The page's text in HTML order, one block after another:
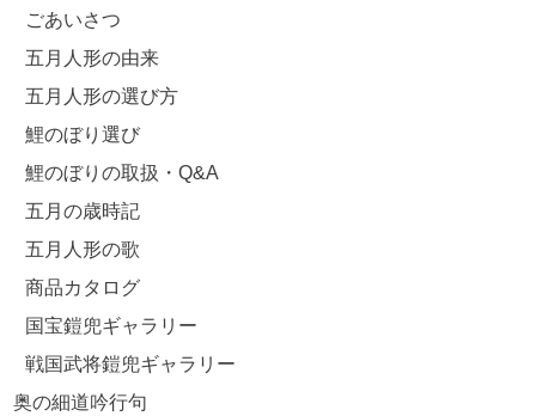
ごあいさつ
五月人形の由来
五月人形の選び方
鯉のぼり選び
鯉のぼりの取扱・Q&A
五月の歳時記
五月人形の歌
商品カタログ
国宝鎧兜ギャラリー
戦国武将鎧兜ギャラリー
奥の細道吟行句